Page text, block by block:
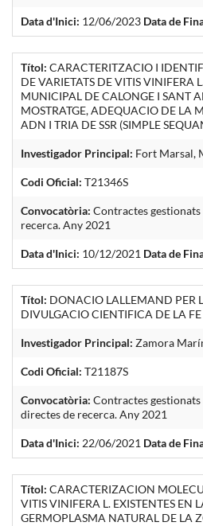
Data d'Inici: 12/06/2023 Data de
Títol: CARACTERITZACIO I
DE VARIETATS DE VITIS VINIFERA
MUNICIPAL DE CALONGE I SANT
MOSTRATGE, ADEQUACIO DE LA
ADN I TRIA DE SSR (SIMPLE
Investigador Principal: Fort Marsal,
Codi Oficial: T21346S
Convocatòria: Contractes
recerca. Any 2021
Data d'Inici: 10/12/2021 Data de
Títol: DONACIO LALLEMAND PER
DIVULGACIO CIENTIFICA DE LA FE
Investigador Principal: Zamora
Codi Oficial: T21187S
Convocatòria: Contractes gestionats
directes de recerca. Any 2021
Data d'Inici: 22/06/2021 Data de
Títol: CARACTERIZACION
VITIS VINIFERA L. EXISTENTES EN
GERMOPLASMA NATURAL DE LA